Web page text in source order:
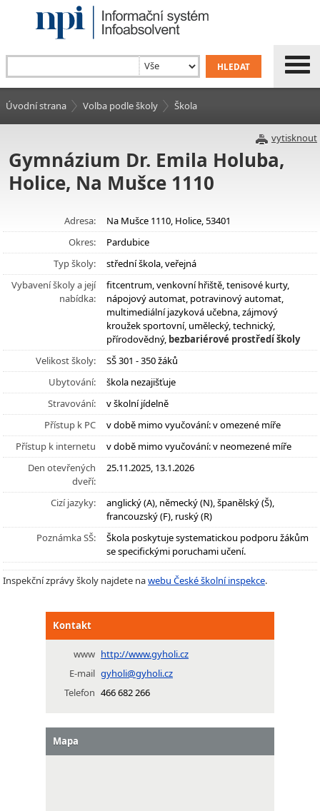
Úvodní strana Volba podle školy Škola
vytisknout
Gymnázium Dr. Emila Holuba,
Holice, Na Mušce 1110
Adresa:
Na Mušce 1110, Holice, 53401
Okres:
Pardubice
Typ školy:
střední škola, veřejná
Vybavení školy a její
nabídka:
fitcentrum, venkovní hřiště, tenisové kurty,
nápojový automat, potravinový automat,
multimediální jazyková učebna, zájmový
kroužek sportovní, umělecký, technický,
přírodovědný, bezbariérové prostředí školy
Velikost školy:
SŠ 301 - 350 žáků
Ubytování:
škola nezajišťuje
Stravování:
v školní jídelně
Přístup k PC
v době mimo vyučování: v omezené míře
Přístup k internetu
v době mimo vyučování: v neomezené míře
Den otevřených
dveří:
25.11.2025, 13.1.2026
Cizí jazyky:
anglický (A), německý (N), španělský (Š),
francouzský (F), ruský (R)
Poznámka SŠ:
Škola poskytuje systematickou podporu žákům
se specifickými poruchami učení.
Inspekční zprávy školy najdete nawebu České školní inspekce.
Kontakt
www http://www.gyholi.cz
E-mail gyholi@gyholi.cz
Telefon 466 682 266
Mapa